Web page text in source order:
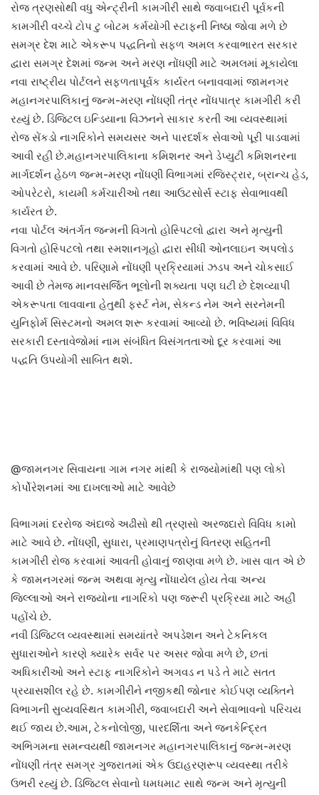
રોજ ત્રણસોથી વધુ એન્ટ્રીની કામગીરી સાથે જવાબદારી પૂર્વકની
કામગીરી વચ્ચે ટોપ ટુ બોટમ કર્મયોગી સ્ટાફની નિષ્ઠા જોવા મળે છે
સમગ્ર દેશ માટે એકરૂપ પદ્ધતિનો સફળ અમલ કરવાભારત સરકાર
દ્વારા સમગ્ર દેશમાં જન્મ અને મરણ નોંધણી માટે અમલમાં મૂકાયેલા
નવા રાષ્ટ્રીય પોર્ટલને સફળતાપૂર્વક કાર્યરત બનાવવામાં જામનગર
મહાનગરપાલિકાનું જન્મ-મરણ નોંધણી તંત્ર નોંધપાત્ર કામગીરી કરી
રહ્યું છે. ડિજિટલ ઇન્ડિયાના વિઝનને સાકાર કરતી આ વ્યવસ્થામાં
રોજ સેંકડો નાગરિકોને સમયસર અને પારદર્શક સેવાઓ પૂરી પાડવામાં
આવી રહી છે.મહાનગરપાલિકાના કમિશનર અને ડેપ્યુટી કમિશનરના
માર્ગદર્શન હેઠળ જન્મ-મરણ નોંધણી વિભાગમાં રજિસ્ટ્રાર, બ્રાન્ચ હેડ,
ઓપરેટરો, કાયમી કર્મચારીઓ તથા આઉટસોર્સ સ્ટાફ સેવાભાવથી
કાર્યરત છે.
નવા પોર્ટલ અંતર્ગત જન્મની વિગતો હોસ્પિટલો દ્વારા અને મૃત્યુની
વિગતો હોસ્પિટલો તથા સ્મશાનગૃહો દ્વારા સીધી ઓનલાઇન અપલોડ
કરવામાં આવે છે. પરિણામે નોંધણી પ્રક્રિયામાં ઝડપ અને ચોકસાઈ
આવી છે તેમજ માનવસર્જિત ભૂલોની શક્યતા પણ ઘટી છે દેશવ્યાપી
એકરૂપતા લાવવાના હેતુથી ફર્સ્ટ નેમ, સેકન્ડ નેમ અને સરનેમની
યુનિફોર્મ સિસ્ટમનો અમલ શરૂ કરવામાં આવ્યો છે. ભવિષ્યમાં વિવિધ
સરકારી દસ્તાવેજોમાં નામ સંબંધિત વિસંગતતાઓ દૂર કરવામાં આ
પદ્ધતિ ઉપયોગી સાબિત થશે.
@જામનગર સિવાયના ગામ નગર માંથી કે રાજ્યોમાંથી પણ લોકો
કોર્પોરેશનમાં આ દાખલાઓ માટે આવેછે
વિભાગમાં દરરોજ અંદાજે અઢીસો થી ત્રણસો અરજદારો વિવિધ કામો
માટે આવે છે. નોંધણી, સુધારા, પ્રમાણપત્રોનું વિતરણ સહિતની
કામગીરી રોજ કરવામાં આવતી હોવાનું જાણવા મળે છે. ખાસ વાત એ છે
કે જામનગરમાં જન્મ અથવા મૃત્યુ નોંધાયેલ હોય તેવા અન્ય
જિલ્લાઓ અને રાજ્યોના નાગરિકો પણ જરૂરી પ્રક્રિયા માટે અહીં
પહોંચે છે.
નવી ડિજિટલ વ્યવસ્થામાં સમયાંતરે અપડેશન અને ટેકનિકલ
સુધારાઓને કારણે ક્યારેક સર્વર પર અસર જોવા મળે છે, છતાં
અધિકારીઓ અને સ્ટાફ નાગરિકોને અગવડ ન પડે તે માટે સતત
પ્રયાસશીલ રહે છે. કામગીરીને નજીકથી જોનાર કોઈપણ વ્યક્તિને
વિભાગની સુવ્યવસ્થિત કામગીરી, જવાબદારી અને સેવાભાવનો પરિચય
થઈ જાય છે.આમ, ટેકનોલોજી, પારદર્શિતા અને જનકેન્દ્રિત
અભિગમના સમન્વયથી જામનગર મહાનગરપાલિકાનું જન્મ-મરણ
નોંધણી તંત્ર સમગ્ર ગુજરાતમાં એક ઉદાહરણરૂપ વ્યવસ્થા તરીકે
ઉભરી રહ્યું છે. ડિજિટલ સેવાનો ધમધમાટ સાથે જન્મ અને મૃત્યુની